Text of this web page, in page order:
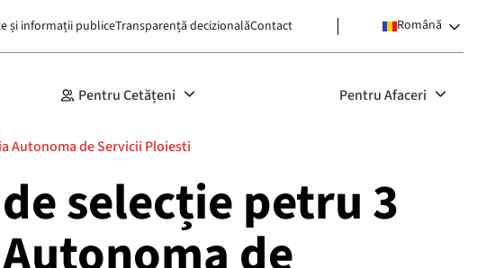
și informații publiceTransparență decizionalăContact Română
Pentru Cetățeni Pentru Afaceri
Autonoma de Servicii Ploiesti
selecție petru 3